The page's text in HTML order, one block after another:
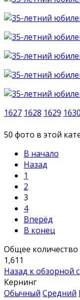
1627 1628 1629 1630
50 фото в этой
В начало
Назад
1
2
3
4
Вперёд
В конец
Общее количество
1,611
Назад к обзорной
Кернинг
Обычный Средний